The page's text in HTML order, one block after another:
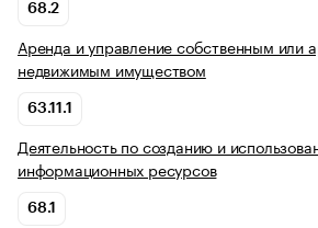
68.2
Аренда и управление собственным или
недвижимым имуществом
63.11.1
Деятельность по созданию и
информационных ресурсов
68.1